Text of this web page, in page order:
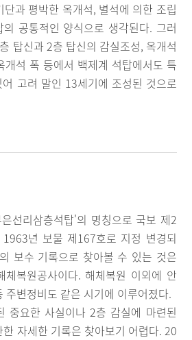
과 평박한 옥개석, 별석에 의한 조립
공통적인 양식으로 생각된다. 그러
탑신과 2층 탑신의 감실조성, 옥개석
개석 폭 등에서 백제계 석탑에서도 특
고려 말인 13세기에 조성된 것으로
선리삼층석탑'의 명칭으로 국보 제2
년 보물 제167호로 지정 변경되
보수 기록으로 찾아볼 수 있는 것은
복원공사이다. 해체복원 이외에 안
주변정비도 같은 시기에 이루어졌다.
중요한 사실이나 2층 감실에 마련된
자세한 기록은 찾아보기 어렵다. 20